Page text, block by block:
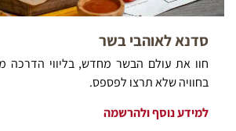
סדנא לאוהבי בשר
חוו את עולם הבשר מחדש, בליווי הדרכה
בחוויה שלא תרצו לפספס.
למידע נוסף ולהרשמה